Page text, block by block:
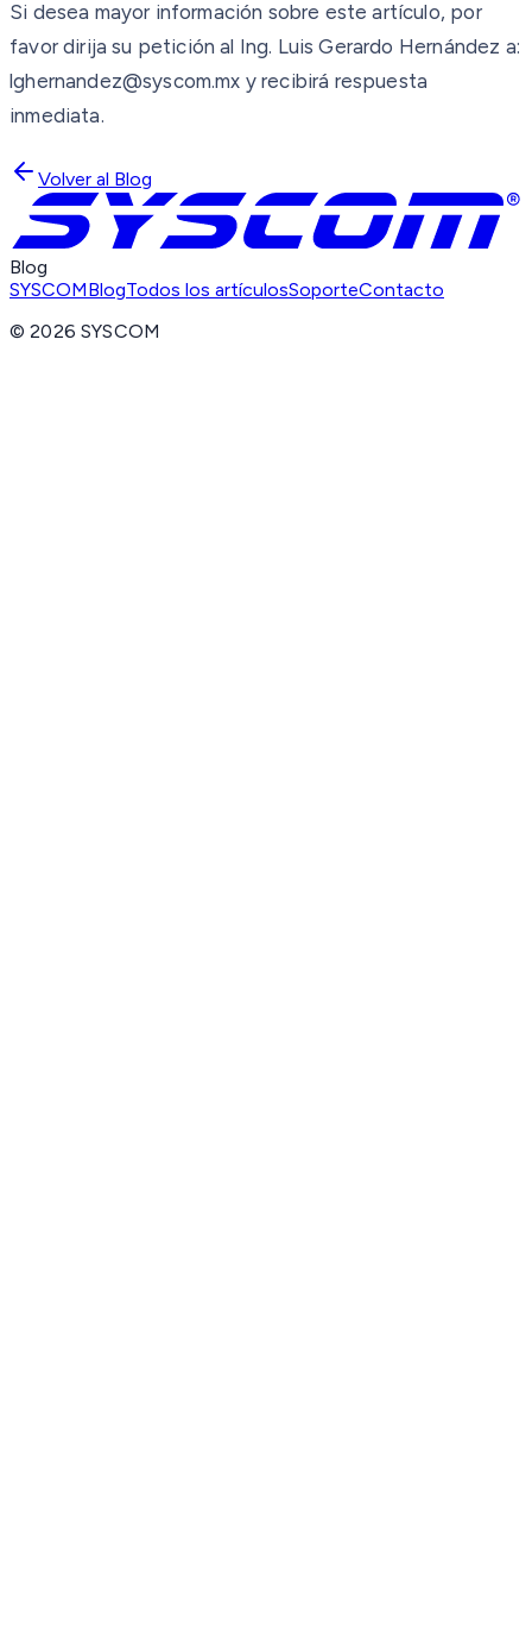
Si desea mayor información sobre este artículo, por
favor dirija su petición al Ing. Luis Gerardo Hernández a:
lghernandez@syscom.mx y recibirá respuesta
inmediata.
Volver al Blog
Blog
SYSCOMBlogTodos los artículosSoporteContacto
©2026 SYSCOM